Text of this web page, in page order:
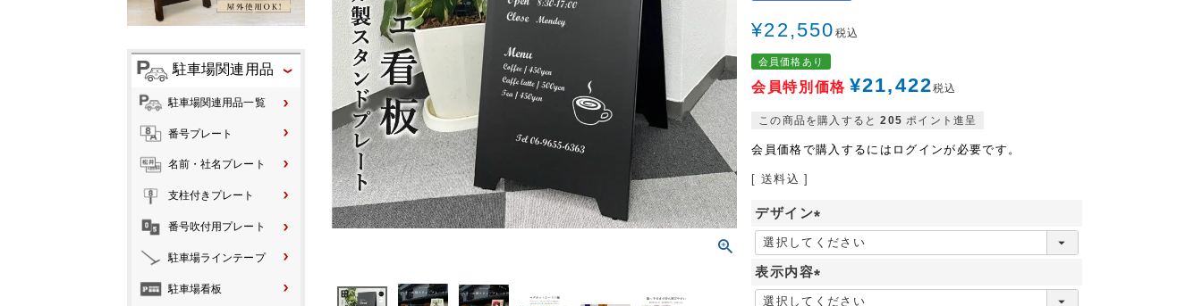
駐車場関連用品
駐車場関連用品一覧
番号プレート
名前・社名プレート
支柱付きプレート
番号吹付用プレート
駐車場ラインテープ
駐車場看板
¥22,550 税込
会員価格あり
会員特別価格 ¥21,422税込
この商品を購入すると 205 ポイント進呈
会員価格で購入するにはログインが必要です。
送料込
デザイン
(
必
須
)
表示内容
(